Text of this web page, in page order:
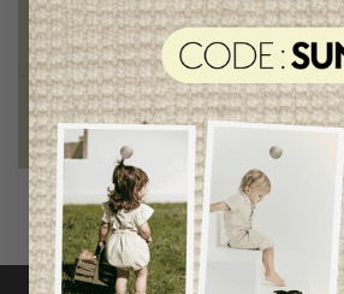
Style et élégance
qualité remarquable
Fondation des étoiles
fiers de collaborer à une bonne